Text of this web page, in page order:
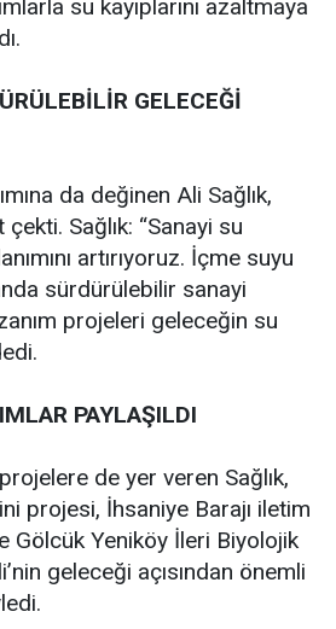
su kayıplarını azaltmaya
GELECEĞİ
da değinen Ali Sağlık,
Sağlık: “Sanayi su
artırıyoruz. İçme suyu
sürdürülebilir sanayi
projeleri geleceğin su
PAYLAŞILDI
de yer veren Sağlık,
projesi, İhsaniye Barajı iletim
Gölcük Yeniköy İleri Biyolojik
geleceği açısından önemli